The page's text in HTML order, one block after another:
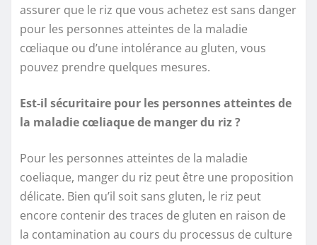
assurer que le riz que vous achetez est sans danger
pour les personnes atteintes de la maladie
cœliaque ou d’une intolérance au gluten, vous
pouvez prendre quelques mesures.
Est-il sécuritaire pour les personnes atteintes de
la maladie cœliaque de manger du riz ?
Pour les personnes atteintes de la maladie
coeliaque, manger du riz peut être une proposition
délicate. Bien qu’il soit sans gluten, le riz peut
encore contenir des traces de gluten en raison de
la contamination au cours du processus de culture